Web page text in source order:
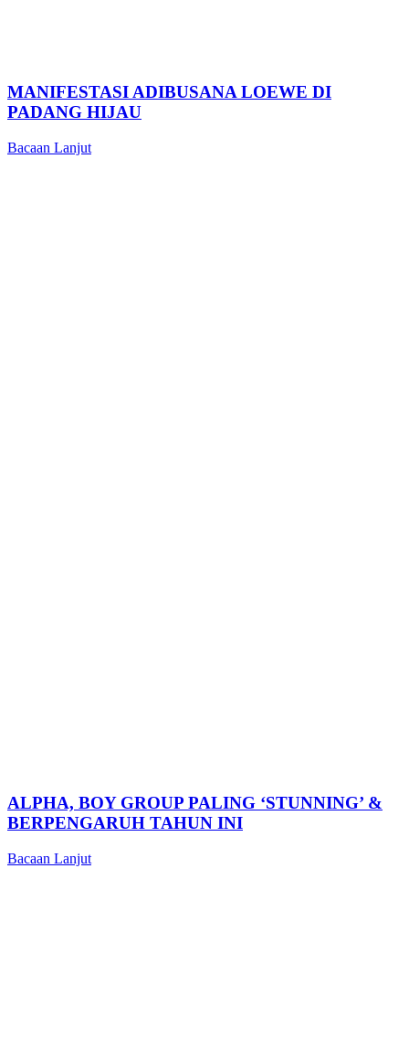
MANIFESTASI ADIBUSANA LOEWE DI
PADANG HIJAU
Bacaan Lanjut
ALPHA, BOY GROUP PALING ‘STUNNING’ &
BERPENGARUH TAHUN INI
Bacaan Lanjut